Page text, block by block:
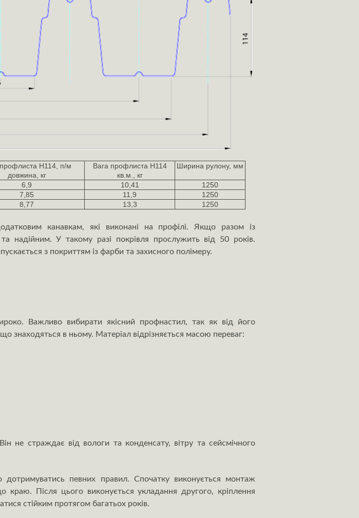
Н114, п/м
довжина, кг
Вага профлиста Н114
кв.м., кг
Ширина рулону, мм
6,9 10,41
1250
7,85 11,9
1250
8,77 13,3 1250
канавкам, які виконані на профілі. Якщо разом із
надійним. У такому разі покрівля прослужить від 50 років.
з покриттям із фарби та захисного полімеру.
Важливо вибирати якісний профнастил, так як від його
знаходяться в ньому. Матеріал відрізняється масою переваг:
не страждає від вологи та конденсату, вітру та сейсмічного
певних правил. Спочатку виконується монтаж
краю. Після цього виконується укладання другого, кріплення
стійким протягом багатьох років.